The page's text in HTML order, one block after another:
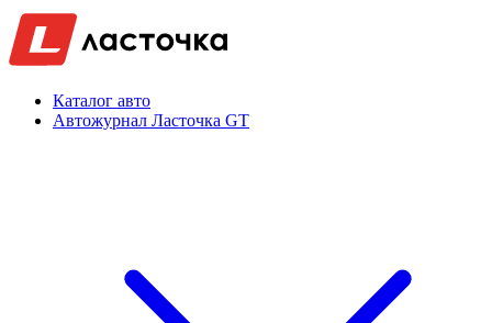
Каталог авто
Автожурнал Ласточка GT